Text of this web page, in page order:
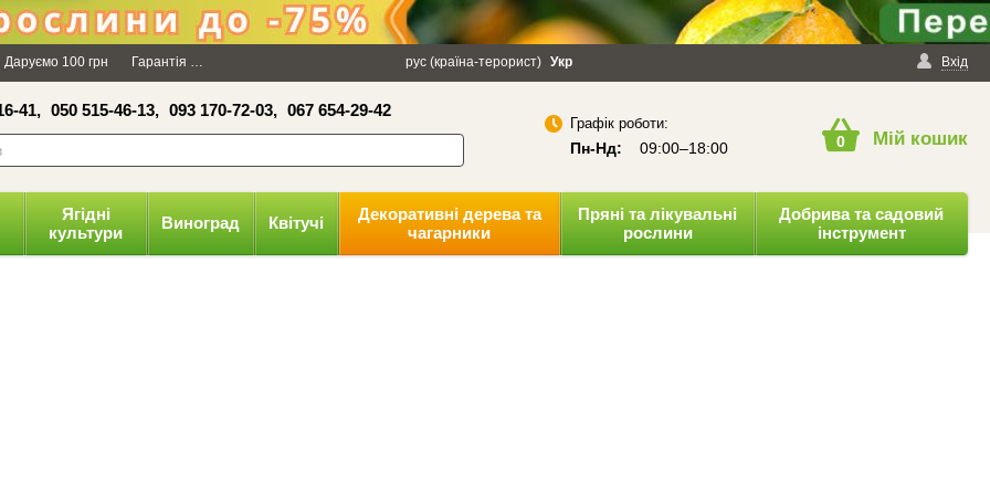
×
Даруємо 100 грн Гарантія Політика конфіденційності Вхід
рус (країна-терорист) Укр
41, 050 515-46-13, 093 170-72-03, 067 654-29-42
Графік роботи:
Пн-Нд: 09:00–18:00 0 Мій кошик
Ягідні
культури
Виноград Квітучі
Декоративні дерева та
чагарники
Пряні та лікувальні
рослини
Добрива та садовий
інструмент